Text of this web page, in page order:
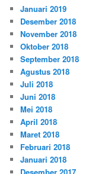
Januari 2019
Desember 2018
November 2018
Oktober 2018
September 2018
Agustus 2018
Juli 2018
Juni 2018
Mei 2018
April 2018
Maret 2018
Februari 2018
Januari 2018